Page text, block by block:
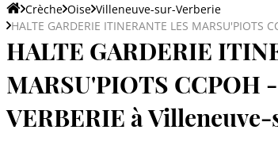
Crèche Oise Villeneuve-sur-Verberie
HALTE GARDERIE ITINERANTE LES MARSU'PIOTS
HALTE GARDERIE
MARSU'PIOTS CCPOH
VERBERIE à